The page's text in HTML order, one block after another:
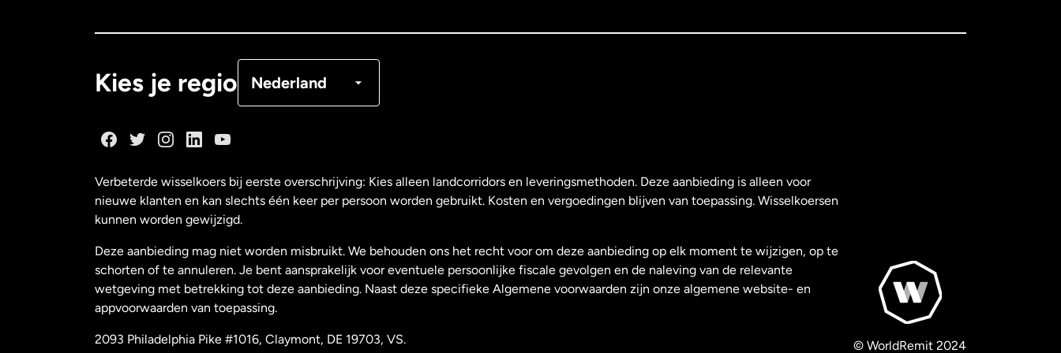
Kies je regio Nederland
Nederland
Nieuw-Zeeland
Verbeterde wisselkoers bij eerste overschrijving: Kies alleen landcorridors en leveringsmethoden. Deze aanbieding is alleen voor
nieuwe klanten en kan slechts één keer per persoon worden gebruikt. Kosten en vergoedingen blijven van toepassing. Wisselkoersen
kunnen worden gewijzigd.
Deze aanbieding mag niet worden misbruikt. We behouden ons het recht voor om deze aanbieding op elk moment te wijzigen, op te
schorten of te annuleren. Je bent aansprakelijk voor eventuele persoonlijke fiscale gevolgen en de naleving van de relevante
wetgeving met betrekking tot deze aanbieding. Naast deze specifieke Algemene voorwaarden zijn onze algemene website- en
appvoorwaarden van toepassing.
2093 Philadelphia Pike #1016, Claymont, DE 19703, VS. © WorldRemit 2024